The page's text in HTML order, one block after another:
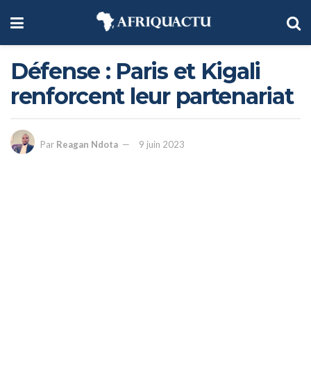
Défense : Paris et Kigali
renforcent leur partenariat
Par Reagan Ndota 9 juin 2023